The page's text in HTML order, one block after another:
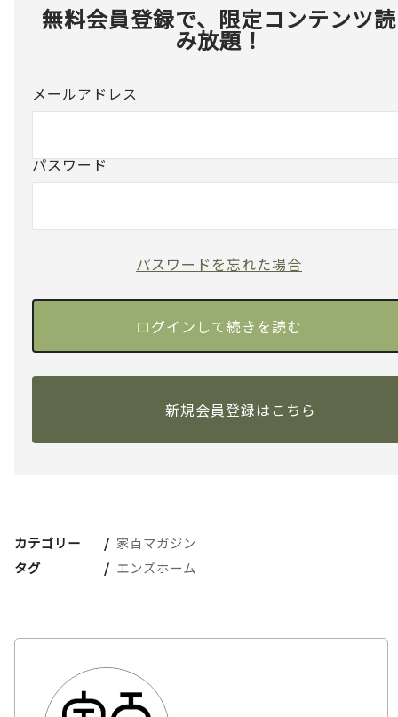
無料会員登録で、限定コンテンツ読
み放題！
メールアドレス
パスワード
パスワードを忘れた場合
新規会員登録はこちら
カテゴリー
家百マガジン
タグ
エンズホーム